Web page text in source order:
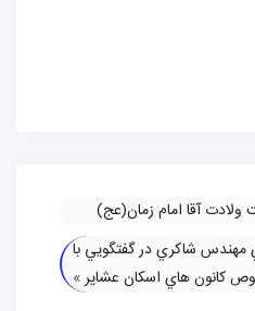
آقا امام زمان(عج)
مهندس شاكري در گفتگويي با
كانون هاي اسكان عشاير»